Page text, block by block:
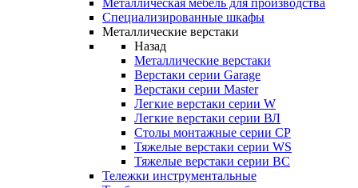
Металлическая мебель для производства
Cпециализированные шкафы
Металлические верстаки
Назад
Металлические верстаки
Верстаки серии Garage
Верстаки серии Master
Легкие верстаки серии W
Легкие верстаки серии ВЛ
Столы монтажные серии СР
Тяжелые верстаки серии WS
Тяжелые верстаки серии ВС
Тележки инструментальные